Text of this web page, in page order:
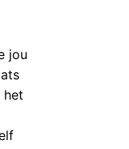
jou
het